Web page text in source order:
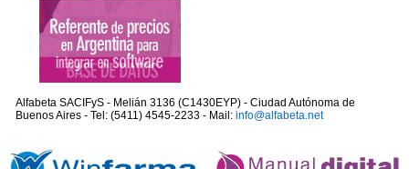
Alfabeta SACIFyS - Melián 3136 (C1430EYP) - Ciudad Autónoma de
Buenos Aires - Tel: (5411) 4545-2233 - Mail: info@alfabeta.net